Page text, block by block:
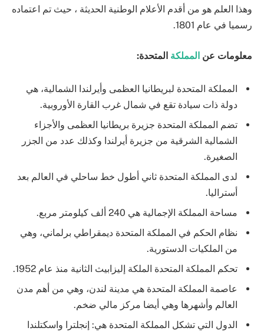
وهذا العلم هو من أقدم الأعلام الوطنية الحديثة ، حيث تم اعتماده
رسميا في عام 1801.
معلومات عن المملكة المتحدة:
المملكة المتحدة لبريطانيا العظمى وأيرلندا الشمالية، هي
دولة ذات سيادة تقع في شمال غرب القارة الأوروبية.
تضم المملكة المتحدة جزيرة بريطانيا العظمى والأجزاء
الشمالية الشرقية من جزيرة أيرلندا وكذلك عدد من الجزر
الصغيرة.
لدى المملكة المتحدة ثاني أطول خط ساحلي في العالم بعد
أستراليا.
مساحة المملكة الإجمالية هي 240 ألف كيلومتر مربع.
نظام الحكم في المملكة المتحدة ديمقراطي برلماني، وهي
من الملكيات الدستورية.
تحكم المملكة المتحدة الملكة إليزابيث الثانية منذ عام 1952.
عاصمة المملكة المتحدة هي مدينة لندن، وهي من أهم مدن
العالم وأشهرها وهي أيضا مركز مالي ضخم.
الدول التي تشكل المملكة المتحدة هي: إنجلترا واسكتلندا